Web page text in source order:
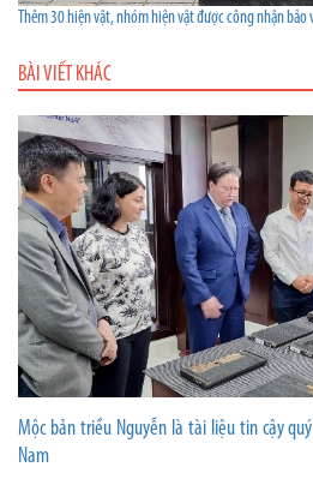
Thêm 30 hiện vật, nhóm hiện vật được công nhận bảo
BÀI VIẾT KHÁC
Mộc bản triều Nguyễn là tài liệu tin cậy
Nam